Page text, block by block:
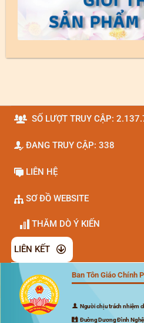
SỐ LƯỢT TRUY CẬP:
ĐANG TRUY CẬP: 338
LIÊN HỆ
SƠ ĐỒ WEBSITE
THĂM DÒ Ý KIẾN
LIÊN KẾT
Ban Tôn Giáo Chính
Người chịu trách nhiệm
Đường Dương Đình Nghệ,
Đã kết nối EMC